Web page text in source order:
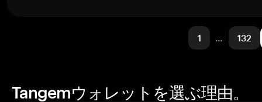
1 … 132
Tangemウォレットを選ぶ理由。